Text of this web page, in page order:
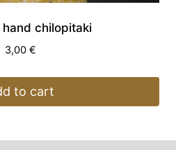
chilopitaki
3,00 €
to cart